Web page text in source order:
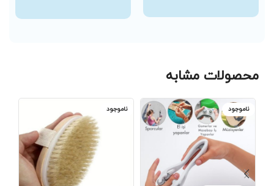
محصولات مشابه
ناموجود ناموجود